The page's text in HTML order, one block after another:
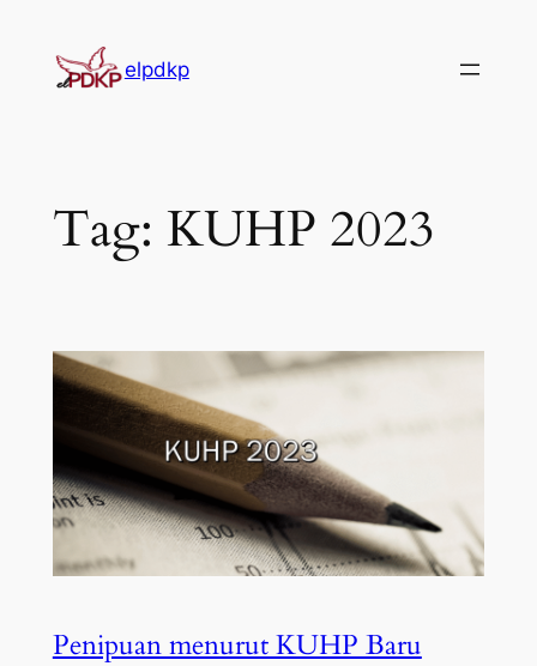
content
elpdkp
Tag: KUHP 2023
Penipuan menurut KUHP Baru